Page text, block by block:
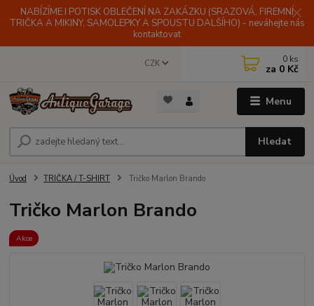
NABÍZÍME I POTISK OBLEČENÍ NA ZAKÁZKU (SRAZOVÁ, FIREMNÍ
TRIČKA A MIKINY, SAMOLEPKY A SPOUSTU DALŠÍHO) - neváhejte nás
kontaktovat
Menu
CZK
Hledat
0 ks
za 0 Kč
Úvod TRIČKA / T-SHIRT Tričko Marlon Brando
Tričko Marlon Brando
Akce